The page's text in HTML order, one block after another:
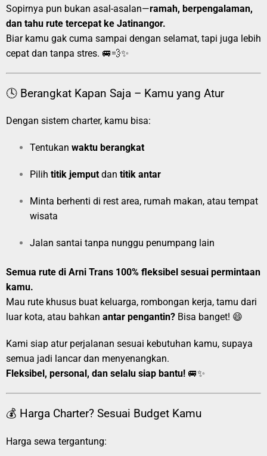
Sopirnya pun bukan asal-asalan—ramah, berpengalaman,
dan tahu rute tercepat ke Jatinangor.
Biar kamu gak cuma sampai dengan selamat, tapi juga lebih
cepat dan tanpa stres. 🚐💨✨
🕓 Berangkat Kapan Saja – Kamu yang Atur
Dengan sistem charter, kamu bisa:
Tentukan waktu berangkat
Pilih titik jemput dan titik antar
Minta berhenti di rest area, rumah makan, atau tempat
wisata
Jalan santai tanpa nunggu penumpang lain
Semua rute di Arni Trans 100% fleksibel sesuai permintaan
kamu.
Mau rute khusus buat keluarga, rombongan kerja, tamu dari
luar kota, atau bahkan antar pengantin? Bisa banget! 😄
Kami siap atur perjalanan sesuai kebutuhan kamu, supaya
semua jadi lancar dan menyenangkan.
Fleksibel, personal, dan selalu siap bantu! 🚐✨
💰 Harga Charter? Sesuai Budget Kamu
Harga sewa tergantung: